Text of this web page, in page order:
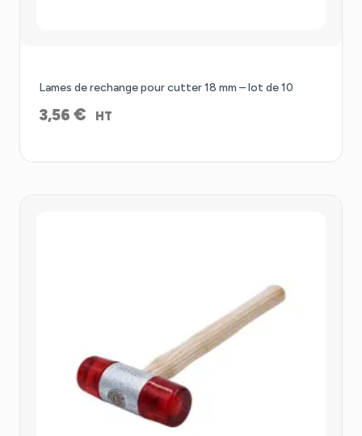
Lames de rechange pour cutter 18 mm – lot de 10
3,56 € HT